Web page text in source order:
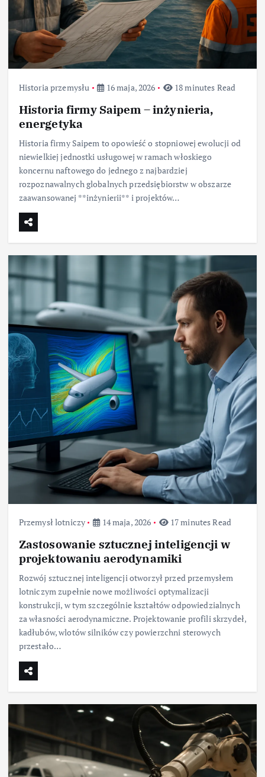
Historia przemysłu 16 maja, 2026 18 minutes Read
Historia firmy Saipem – inżynieria,
energetyka
Historia firmy Saipem to opowieść o stopniowej ewolucji od
niewielkiej jednostki usługowej w ramach włoskiego
koncernu naftowego do jednego z najbardziej
rozpoznawalnych globalnych przedsiębiorstw w obszarze
zaawansowanej **inżynierii** i projektów…
Przemysł lotniczy 14 maja, 2026 17 minutes Read
Zastosowanie sztucznej inteligencji w
projektowaniu aerodynamiki
Rozwój sztucznej inteligencji otworzył przed przemysłem
lotniczym zupełnie nowe możliwości optymalizacji
konstrukcji, w tym szczególnie kształtów odpowiedzialnych
za własności aerodynamiczne. Projektowanie profili skrzydeł,
kadłubów, wlotów silników czy powierzchni sterowych
przestało…